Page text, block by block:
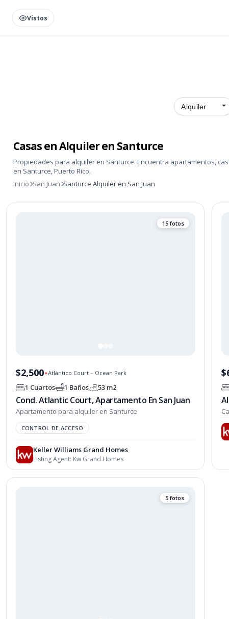
Vistos
Alquiler
Casas en Alquiler en Santurce
Propiedades para alquiler en Santurce. Encuentra apartamentos,
en Santurce, Puerto Rico.
Inicio San Juan Santurce Alquiler en San Juan
Listado actualizado de
15 fotos
$2,500✦Atlántico Court – Ocean Park
1 Cuartos 1 Baños 53 m2
Cond. Atlantic Court, Apartamento En San Juan
Apartamento para alquiler en Santurce
CONTROL DE ACCESO
Keller Williams Grand Homes
Listing Agent: Kw Grand Homes
5 fotos